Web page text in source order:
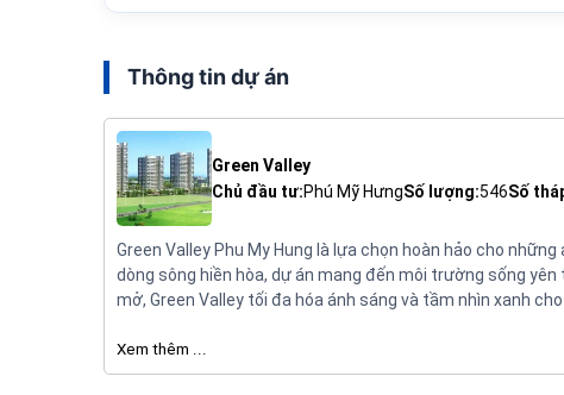
Thông tin dự án
Green Valley
Chủ đầu tư:Phú Mỹ HưngSố lượng:546Số
Green Valley Phu My Hung là lựa chọn hoàn hảo cho
dòng sông hiền hòa, dự án mang đến môi trường sống
mở, Green Valley tối đa hóa ánh sáng và tầm nhìn xanh cho
Xem thêm ...